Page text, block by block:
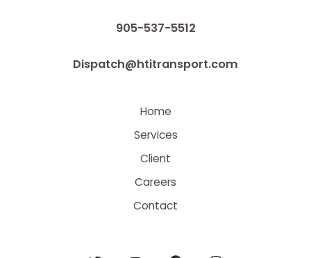
905-537-5512
Dispatch@htitransport.com
Home
Services
Client
Careers
Contact